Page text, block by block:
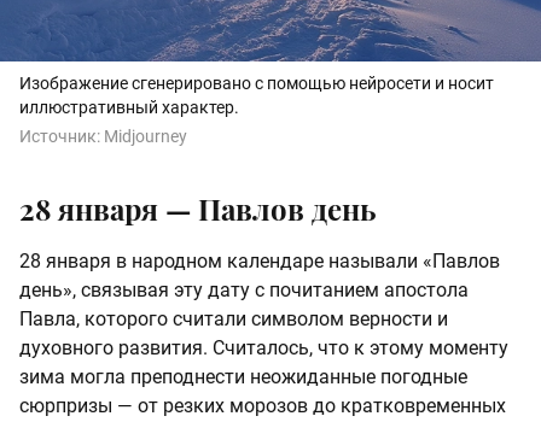
Изображение сгенерировано с помощью нейросети и носит
иллюстративный характер.
Источник: Midjourney
28 января — Павлов день
28 января в народном календаре называли «Павлов
день», связывая эту дату с почитанием апостола
Павла, которого считали символом верности и
духовного развития. Считалось, что к этому моменту
зима могла преподнести неожиданные погодные
сюрпризы — от резких морозов до кратковременных